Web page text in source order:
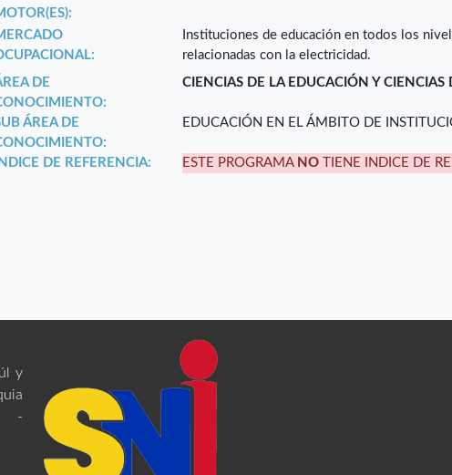
Instituciones de educación en todos los
relacionadas con la electricidad.
DE
CIENCIAS DE LA EDUCACIÓN Y CIENCIAS
ÁREA DE
EDUCACIÓN EN EL ÁMBITO DE
INDICE DE REFERENCIA: ESTE PROGRAMA NO TIENE INDICE DE
y
-